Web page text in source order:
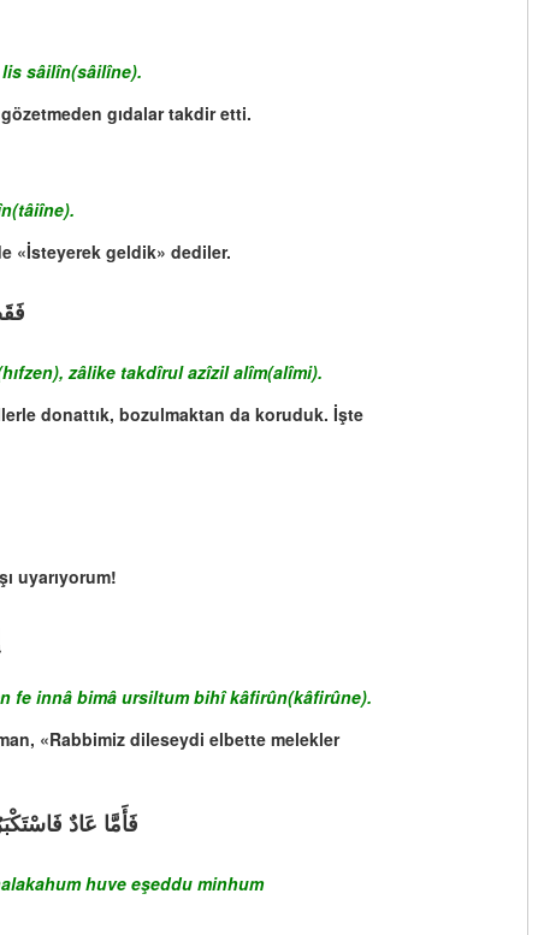
lis sâilîn(sâilîne).
gıdalar takdir etti.
«İsteyerek geldik» dediler.
zâlike takdîrul azîzil alîm(alîmi).
donattık, bozulmaktan da koruduk. İşte
uyarıyorum!
fe innâ bimâ ursiltum bihî kâfirûn(kâfirûne).
«Rabbimiz dileseydi elbette melekler
فَأَمَّا عَادٌ
huve eşeddu minhum